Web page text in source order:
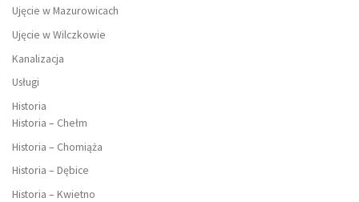
Ujęcie w Mazurowicach
Ujęcie w Wilczkowie
Kanalizacja
Usługi
Historia
Historia – Chełm
Historia – Chomiąża
Historia – Dębice
Historia – Kwietno